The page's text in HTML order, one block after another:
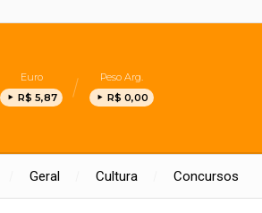
Euro
R$ 5,87
Peso Arg.
R$ 0,00
Geral Cultura Concursos